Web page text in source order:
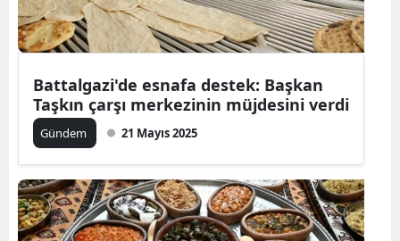
Battalgazi'de esnafa destek: Başkan
Taşkın çarşı merkezinin müjdesini verdi
Gündem 21 Mayıs 2025